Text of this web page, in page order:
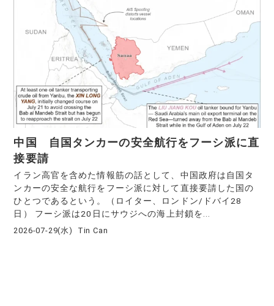
中国 自国タンカーの安全航行をフーシ派に直
接要請
イラン高官を含めた情報筋の話として、中国政府は自国タ
ンカーの安全な航行をフーシ派に対して直接要請した国の
ひとつであるという。（ロイター、ロンドン/ドバイ28
日） フーシ派は20日にサウジへの海上封鎖を...
2026-07-29(水) Tin Can